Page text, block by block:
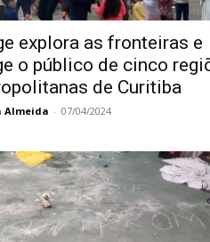
explora as fronteiras e
o público de cinco
de Curitiba
Almeida - 07/04/2024